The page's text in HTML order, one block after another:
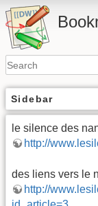
Sidebar
le silence des
http://
des liens vers le
http://